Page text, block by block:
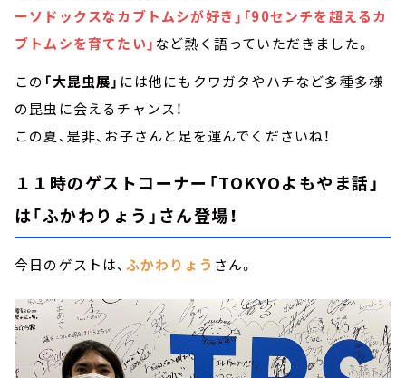
ーソドックスなカブトムシが好き」「90センチを超えるカ
ブトムシを育てたい」 など熱く語っていただきました。
この 「大昆虫展」 には他にもクワガタやハチなど多種多様
の昆虫に会えるチャンス！
この夏、是非、お子さんと足を運んでくださいね！
１１時のゲストコーナー「TOKYOよもやま話」
は「ふかわりょう」さん登場！
今日のゲストは、 ふかわりょう さん。